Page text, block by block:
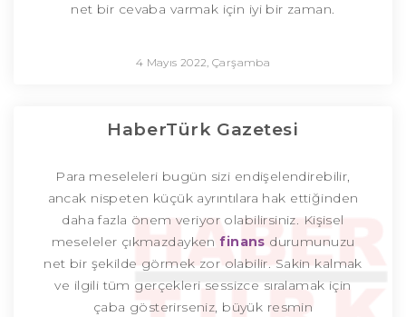
net bir cevaba varmak için iyi bir zaman.
4 Mayıs 2022, Çarşamba
HaberTürk Gazetesi
Para meseleleri bugün sizi endişelendirebilir,
ancak nispeten küçük ayrıntılara hak ettiğinden
daha fazla önem veriyor olabilirsiniz. Kişisel
meseleler çıkmazdaykenfinans durumunuzu
net bir şekilde görmek zor olabilir. Sakin kalmak
ve ilgili tüm gerçekleri sessizce sıralamak için
çaba gösterirseniz, büyük resmin